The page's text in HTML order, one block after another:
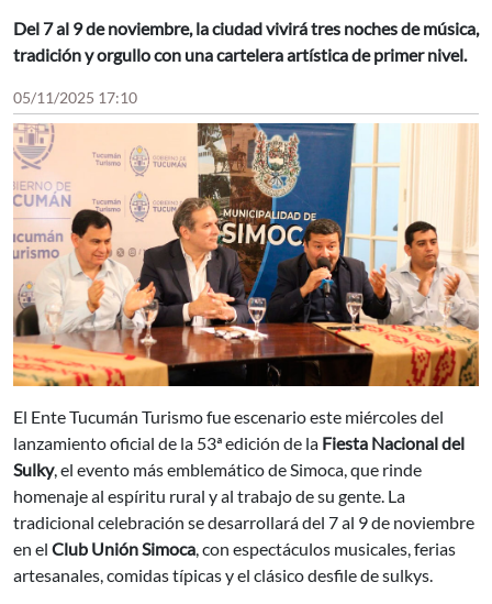
Del 7 al 9 de noviembre, la ciudad vivirá tres noches de música,
tradición y orgullo con una cartelera artística de primer nivel.
05/11/2025 17:10
El Ente Tucumán Turismo fue escenario este miércoles del
lanzamiento oficial de la 53ª edición de la Fiesta Nacional del
Sulky, el evento más emblemático de Simoca, que rinde
homenaje al espíritu rural y al trabajo de su gente. La
tradicional celebración se desarrollará del 7 al 9 de noviembre
en el Club Unión Simoca , con espectáculos musicales, ferias
artesanales, comidas típicas y el clásico desfile de sulkys.